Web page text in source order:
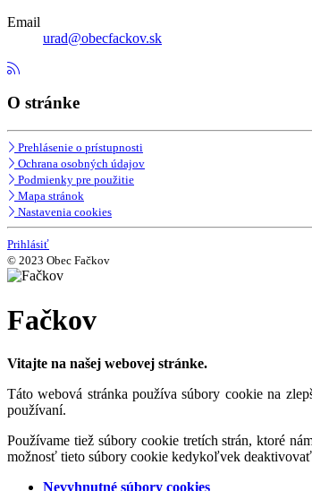
Email
urad@obecfackov.sk
O stránke
Prehlásenie o prístupnosti
Ochrana osobných údajov
Podmienky pre použitie
Mapa stránok
Nastavenia cookies
Prihlásiť
© 2023 Obec Fačkov
Fačkov
Vitajte na našej webovej stránke.
Táto webová stránka používa súbory cookie na
používaní.
Používame tiež súbory cookie tretích strán, ktoré
možnosť tieto súbory cookie kedykoľvek
Nevyhnutné súbory cookies